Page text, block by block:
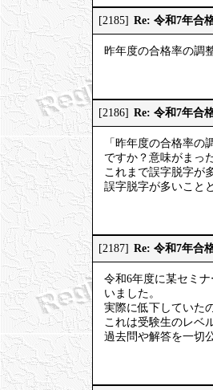
[2185] Re: 令和7年合
昨年度の合格率の調
[2186] Re: 令和7年合
「昨年度の合格率
ですか？意味がまっ
これまで誤字脱字が
誤字脱字が多いこと
[2187] Re: 令和7年合
令和6年度に某セミ
いました。
実際に低下していた
これは受験生のレベ
過去問や解答を一切